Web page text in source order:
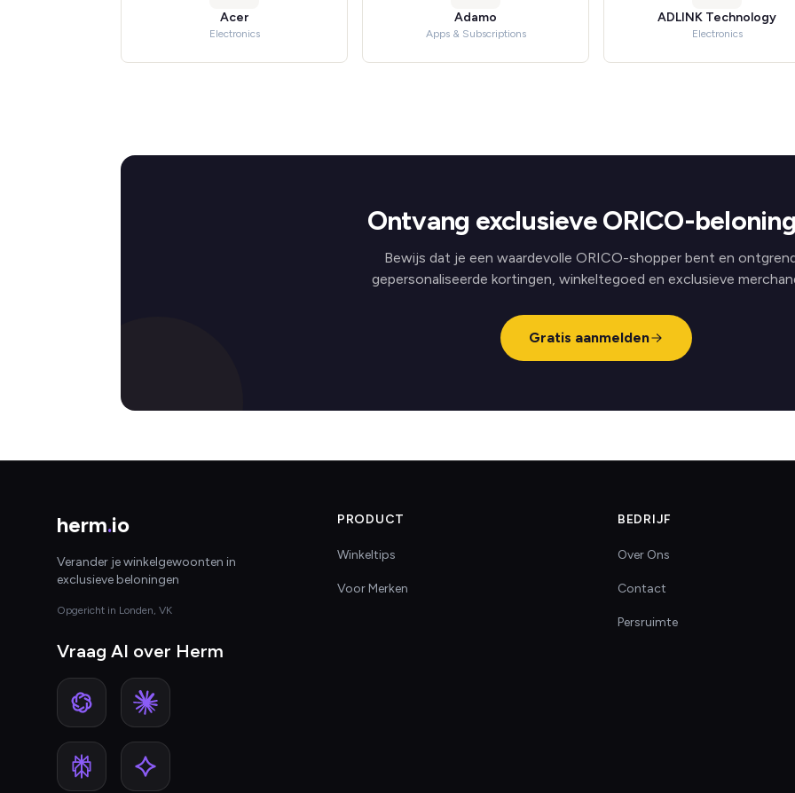
Acer
Electronics
Adamo
Apps & Subscriptions
ADLINK Technology
Electronics
Ontvang exclusieve ORICO-
Bewijs dat je een waardevolle ORICO-shopper bent en
gepersonaliseerde kortingen, winkeltegoed en exclusieve
Gratis aanmelden
herm.io
Verander je winkelgewoonten in
exclusieve beloningen
Opgericht in Londen, VK
Vraag AI over Herm
PRODUCT
Winkeltips
Voor Merken
BEDRIJF
Over Ons
Contact
Persruimte